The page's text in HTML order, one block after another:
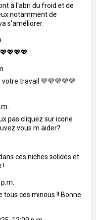
à l'abri du froid et de
notamment de
s'améliorer.
travail 💜💜💜💜💜
pas cliquez sur icone
vous m aider?
ces niches solides et
!
tous ces minous !! Bonne